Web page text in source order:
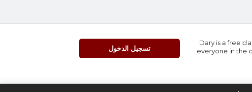
Dary is a free
everyone in the
تسجيل الدخول